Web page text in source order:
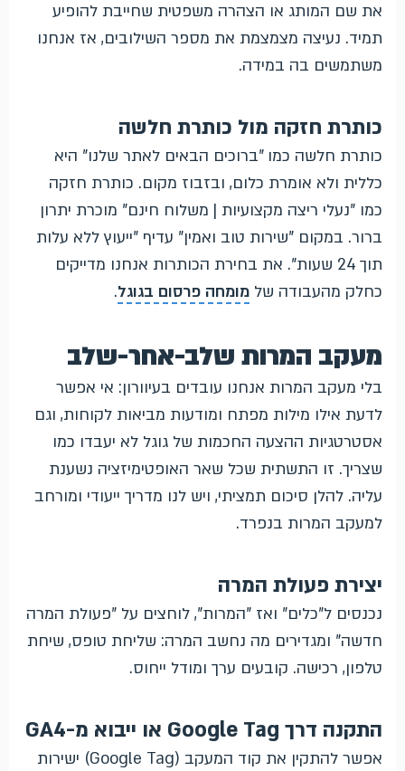
את שם המותג או הצהרה משפטית שחייבת להופיע
תמיד. נעיצה מצמצמת את מספר השילובים, אז אנחנו
משתמשים בה במידה.
כותרת חזקה מול כותרת חלשה
כותרת חלשה כמו "ברוכים הבאים לאתר שלנו" היא
כללית ולא אומרת כלום, ובזבוז מקום. כותרת חזקה
כמו "נעלי ריצה מקצועיות | משלוח חינם" מוכרת יתרון
ברור. במקום "שירות טוב ואמין" עדיף "ייעוץ ללא עלות
תוך 24 שעות". את בחירת הכותרות אנחנו מדייקים
כחלק מהעבודה של מומחה פרסום בגוגל.
מעקב המרות שלב-אחר-שלב
בלי מעקב המרות אנחנו עובדים בעיוורון: אי אפשר
לדעת אילו מילות מפתח ומודעות מביאות לקוחות, וגם
אסטרטגיות ההצעה החכמות של גוגל לא יעבדו כמו
שצריך. זו התשתית שכל שאר האופטימיזציה נשענת
עליה. להלן סיכום תמציתי, ויש לנו מדריך ייעודי ומורחב
למעקב המרות בנפרד.
יצירת פעולת המרה
נכנסים ל"כלים" ואז "המרות", לוחצים על "פעולת המרה
חדשה" ומגדירים מה נחשב המרה: שליחת טופס, שיחת
טלפון, רכישה. קובעים ערך ומודל ייחוס.
התקנה דרך Google Tag או ייבוא מ-GA4
אפשר להתקין את קוד המעקב (Google Tag) ישירות